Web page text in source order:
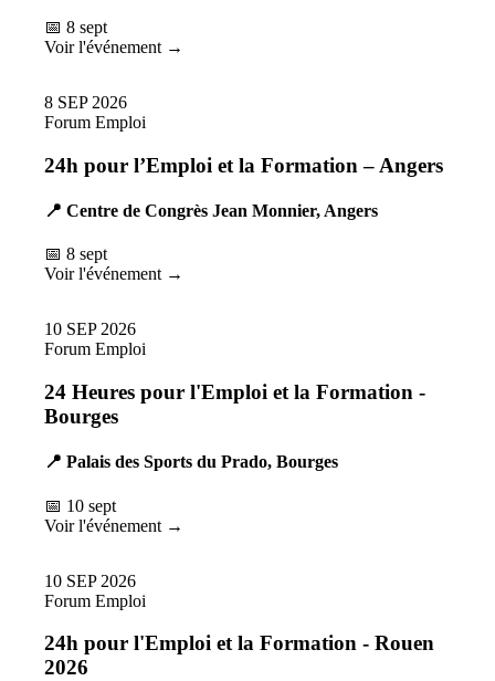
📅 8 sept
Voir l'événement →
8 SEP 2026
Forum Emploi
24h pour l’Emploi et la Formation – Angers
📍 Centre de Congrès Jean Monnier, Angers
📅 8 sept
Voir l'événement →
10 SEP 2026
Forum Emploi
24 Heures pour l'Emploi et la Formation -
Bourges
📍 Palais des Sports du Prado, Bourges
📅 10 sept
Voir l'événement →
10 SEP 2026
Forum Emploi
24h pour l'Emploi et la Formation - Rouen
2026